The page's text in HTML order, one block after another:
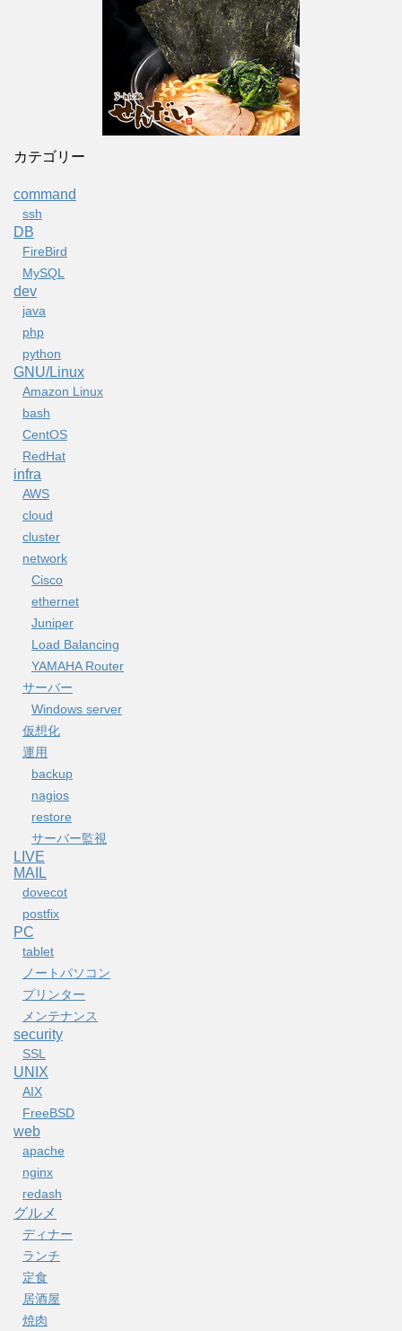
カテゴリー
command
ssh
DB
FireBird
MySQL
dev
java
php
python
GNU/Linux
Amazon Linux
bash
CentOS
RedHat
infra
AWS
cloud
cluster
network
Cisco
ethernet
Juniper
Load Balancing
YAMAHA Router
サーバー
Windows server
仮想化
運用
backup
nagios
restore
サーバー監視
LIVE
MAIL
dovecot
postfix
PC
tablet
ノートパソコン
プリンター
メンテナンス
security
SSL
UNIX
AIX
FreeBSD
web
apache
nginx
redash
グルメ
ディナー
ランチ
定食
居酒屋
焼肉